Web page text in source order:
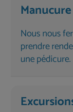
Nous nous
prendre
une pédicure.